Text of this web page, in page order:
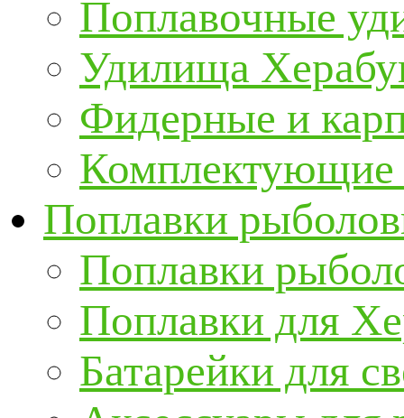
Поплавочные
Удилища
Фидерные и
Поплавки
Поплавки
Поплавки для
Батарейки для